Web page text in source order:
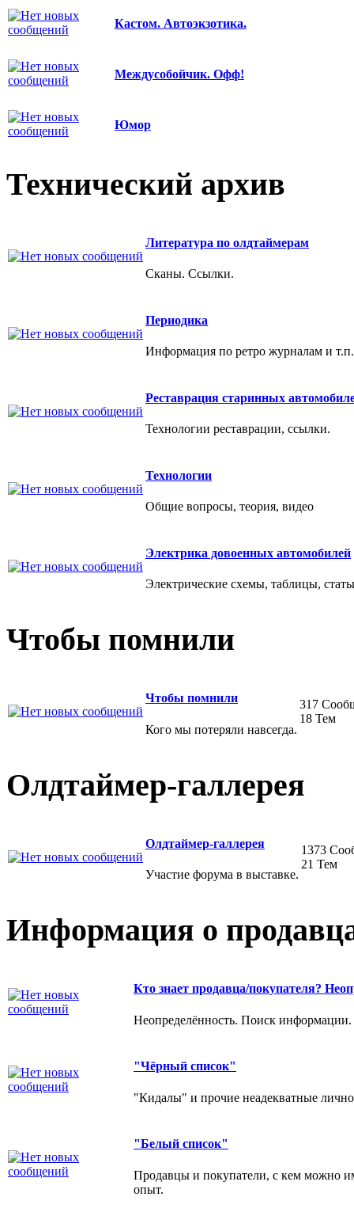
Кастом. Автоэкзотика.
Междусобойчик. Офф!
Юмор
Технический архив
Литература по олдтаймерам
Сканы. Ссылки.
Периодика
Информация по ретро журналам и т.п.
Реставрация старинных
Технологии реставрации, ссылки.
Технологии
Общие вопросы, теория, видео
Электрика довоенных автомобилей
Электрические схемы, таблицы,
Чтобы помнили
Чтобы помнили
Кого мы потеряли навсегда.
317
18 Тем
Олдтаймер-галлерея
Олдтаймер-галлерея
Участие форума в выставке.
1373
21 Тем
Информация о
Кто знает продавца/покупателя?
Неопределённость. Поиск информации.
"Чёрный список"
"Кидалы" и прочие неадекватные
"Белый список"
Продавцы и покупатели, с кем можно
опыт.